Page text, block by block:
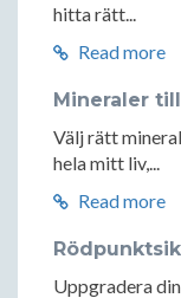
hitta rätt...
Read more
Mineraler
Välj rätt
hela mitt liv,...
Read more
Uppgradera